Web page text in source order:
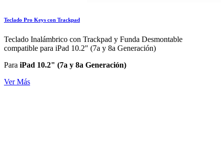
Teclado Pro Keys con Trackpad
Teclado Inalámbrico con Trackpad y Funda Desmontable
compatible para iPad 10.2" (7a y 8a Generación)
Para iPad 10.2" (7a y 8a Generación)
Ver Más